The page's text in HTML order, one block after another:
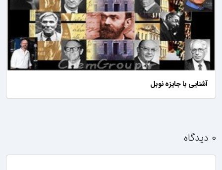
آشنایی با جایزه نوبل
۰ دیدگاه